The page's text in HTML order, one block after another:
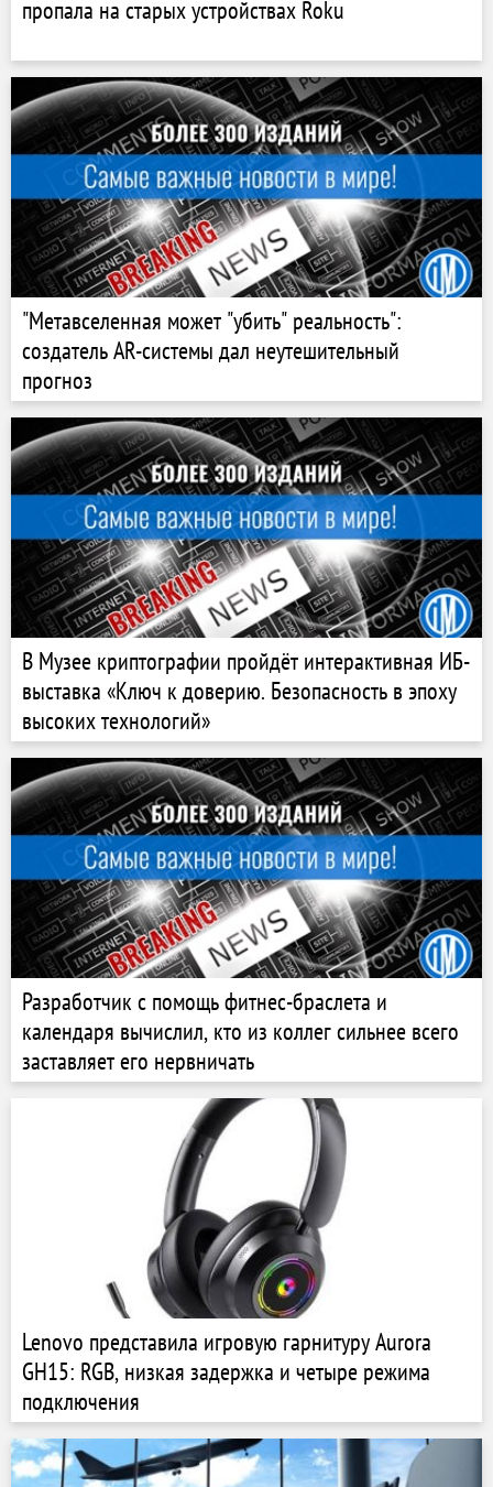
пропала на старых устройствах Roku
"Метавселенная может "убить" реальность":
создатель AR-системы дал неутешительный
прогноз
В Музее криптографии пройдёт интерактивная ИБ-
выставка «Ключ к доверию. Безопасность в эпоху
высоких технологий»
Разработчик с помощь фитнес-браслета и
календаря вычислил, кто из коллег сильнее всего
заставляет его нервничать
Lenovo представила игровую гарнитуру Aurora
GH15: RGB, низкая задержка и четыре режима
подключения